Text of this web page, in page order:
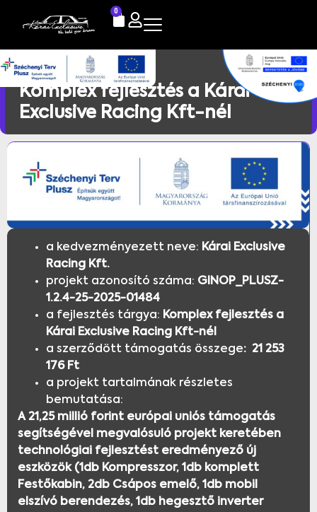
0
Komplex fejlesztés a Kárai
Exclusive Racing Kft-nél
a kedvezményezett neve: Kárai Exclusive
Racing Kft.
projekt azonosító száma: GINOP_PLUSZ-
1.2.4-25-2025-01484
a fejlesztés tárgya: Komplex fejlesztés a
Kárai Exclusive Racing Kft-nél
a szerződött támogatás összege: 21 253
176 Ft
a projekt tartalmának részletes
bemutatása:
A 21,25 millió forint európai uniós támogatás
segítségével megvalósuló projekt keretében
technológiai fejlesztést eredményező új
eszközök (1db Kompresszor, 1db komplett
Festőkabin, 2db Csápos emelő, 1db mobil
elszívó berendezés, 1db hegesztő inverter